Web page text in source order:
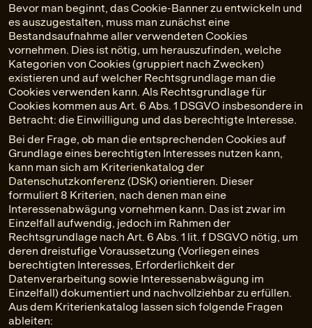
Bevor man beginnt, das Cookie-Banner zu entwickeln und
es auszugestalten, muss man zunächst eine
Bestandsaufnahme aller verwendeten Cookies
vornehmen. Dies ist nötig, um herauszufinden, welche
Kategorien von Cookies (gruppiert nach Zwecken)
existieren und auf welcher Rechtsgrundlage man die
Cookies verwenden kann. Als Rechtsgrundlage für
Cookies kommen aus Art. 6 Abs. 1 DSGVO insbesondere in
Betracht: die Einwilligung und das berechtigte Interesse.
Bei der Frage, ob man die entsprechenden Cookies auf
Grundlage eines berechtigten Interesses nutzen kann,
kann man sich am Kriterienkatalog der
Datenschutzkonferenz (DSK)orientieren. Dieser
formuliert 8 Kriterien, nach denen man eine
Interessenabwägung vornehmen kann. Das ist zwar im
Einzelfall aufwendig, jedoch im Rahmen der
Rechtsgrundlage nach Art. 6 Abs. 1 lit. f DSGVO nötig, um
deren dreistufige Voraussetzung (Vorliegen eines
berechtigten Interesses, Erforderlichkeit der
Datenverarbeitung sowie Interessenabwägung im
Einzelfall) dokumentiert und nachvollziehbar zu erfüllen.
Aus dem Kriterienkatalog lassen sich folgende Fragen
ableiten: